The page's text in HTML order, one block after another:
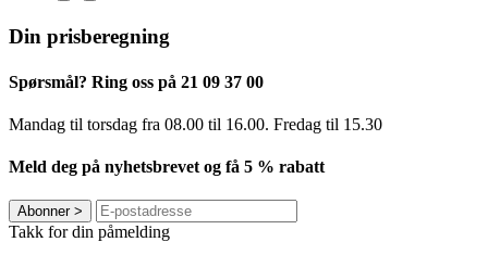
Din prisberegning
Spørsmål? Ring oss på 21 09 37 00
Mandag til torsdag ​​fra 08.00 til 16.00. Fredag til 15.30
Meld deg på nyhetsbrevet og få 5 % rabatt
Abonner>
Takk for din påmelding